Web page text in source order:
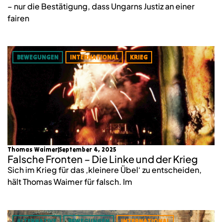
– nur die Bestätigung, dass Ungarns Justiz an einer
fairen
BEWEGUNGEN INTERNATIONAL KRIEG
Thomas Waimer September 4, 2025
Falsche Fronten – Die Linke und der Krieg
Sich im Krieg für das ‚kleinere Übel‘ zu entscheiden,
hält Thomas Waimer für falsch. Im